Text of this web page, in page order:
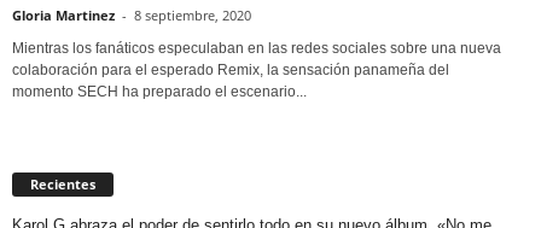
Gloria Martinez - 8 septiembre, 2020
Mientras los fanáticos especulaban en las redes sociales sobre una nueva
colaboración para el esperado Remix, la sensación panameña del
momento SECH ha preparado el escenario...
Recientes